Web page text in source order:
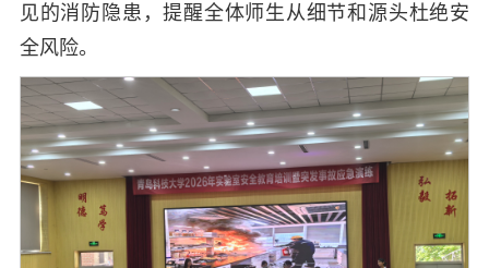
见的消防隐患，提醒全体师生从细节和源头杜绝安
全风险。